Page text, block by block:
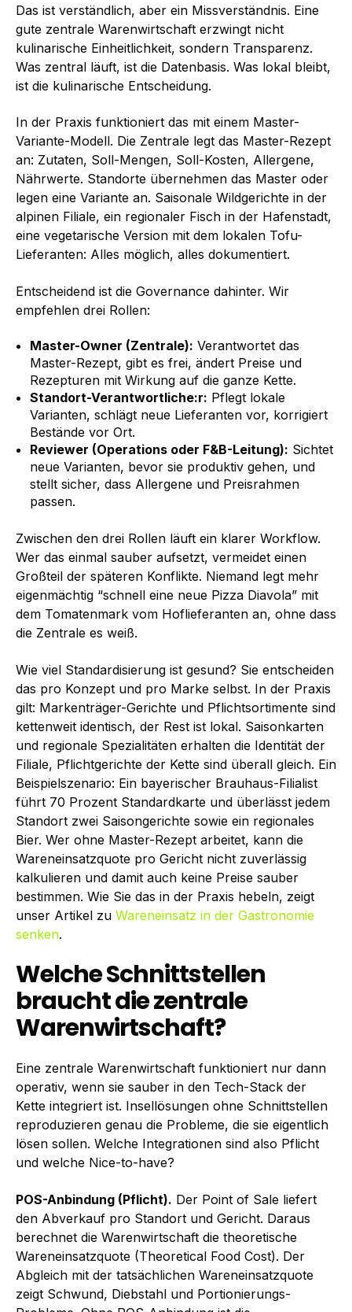
Das ist verständlich, aber ein Missverständnis. Eine
gute zentrale Warenwirtschaft erzwingt nicht
kulinarische Einheitlichkeit, sondern Transparenz.
Was zentral läuft, ist die Datenbasis. Was lokal bleibt,
ist die kulinarische Entscheidung.
In der Praxis funktioniert das mit einem Master-
Variante-Modell. Die Zentrale legt das Master-Rezept
an: Zutaten, Soll-Mengen, Soll-Kosten, Allergene,
Nährwerte. Standorte übernehmen das Master oder
legen eine Variante an. Saisonale Wildgerichte in der
alpinen Filiale, ein regionaler Fisch in der Hafenstadt,
eine vegetarische Version mit dem lokalen Tofu-
Lieferanten: Alles möglich, alles dokumentiert.
Entscheidend ist die Governance dahinter. Wir
empfehlen drei Rollen:
Master-Owner (Zentrale): Verantwortet das
Master-Rezept, gibt es frei, ändert Preise und
Rezepturen mit Wirkung auf die ganze Kette.
Standort-Verantwortliche:r: Pflegt lokale
Varianten, schlägt neue Lieferanten vor, korrigiert
Bestände vor Ort.
Reviewer (Operations oder F&B-Leitung): Sichtet
neue Varianten, bevor sie produktiv gehen, und
stellt sicher, dass Allergene und Preisrahmen
passen.
Zwischen den drei Rollen läuft ein klarer Workflow.
Wer das einmal sauber aufsetzt, vermeidet einen
Großteil der späteren Konflikte. Niemand legt mehr
eigenmächtig “schnell eine neue Pizza Diavola” mit
dem Tomatenmark vom Hoflieferanten an, ohne dass
die Zentrale es weiß.
Wie viel Standardisierung ist gesund? Sie entscheiden
das pro Konzept und pro Marke selbst. In der Praxis
gilt: Markenträger-Gerichte und Pflichtsortimente sind
kettenweit identisch, der Rest ist lokal. Saisonkarten
und regionale Spezialitäten erhalten die Identität der
Filiale, Pflichtgerichte der Kette sind überall gleich. Ein
Beispielszenario: Ein bayerischer Brauhaus-Filialist
führt 70 Prozent Standardkarte und überlässt jedem
Standort zwei Saisongerichte sowie ein regionales
Bier. Wer ohne Master-Rezept arbeitet, kann die
Wareneinsatzquote pro Gericht nicht zuverlässig
kalkulieren und damit auch keine Preise sauber
bestimmen. Wie Sie das in der Praxis hebeln, zeigt
unser Artikel zu Wareneinsatz in der Gastronomie
senken.
Welche Schnittstellen
braucht die zentrale
Warenwirtschaft?
Eine zentrale Warenwirtschaft funktioniert nur dann
operativ, wenn sie sauber in den Tech-Stack der
Kette integriert ist. Insellösungen ohne Schnittstellen
reproduzieren genau die Probleme, die sie eigentlich
lösen sollen. Welche Integrationen sind also Pflicht
und welche Nice-to-have?
POS-Anbindung (Pflicht). Der Point of Sale liefert
den Abverkauf pro Standort und Gericht. Daraus
berechnet die Warenwirtschaft die theoretische
Wareneinsatzquote (Theoretical Food Cost). Der
Abgleich mit der tatsächlichen Wareneinsatzquote
zeigt Schwund, Diebstahl und Portionierungs-